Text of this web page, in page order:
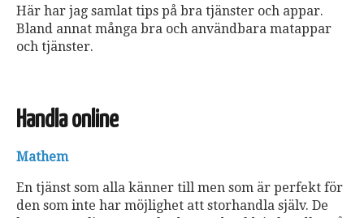
Här har jag samlat tips på bra tjänster och appar.
Bland annat många bra och användbara matappar
och tjänster.
Handla online
Mathem
En tjänst som alla känner till men som är perfekt för
den som inte har möjlighet att storhandla själv. De